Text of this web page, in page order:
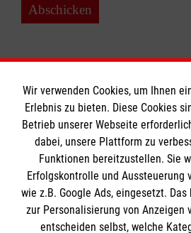
Abschicken
Informationen
Impressum
Datenschutz
Barrierefreiheit
Die Malteser
Wir verwenden Cookies, um Ihnen
Erlebnis zu bieten. Diese Cookies
Betrieb unserer Webseite
dabei, unsere Plattform zu
Funktionen bereitzustellen. Sie
Erfolgskontrolle und Aussteuerung
wie z.B. Google Ads, eingesetzt.
zur Personalisierung von Anzeigen
entscheiden selbst, welche